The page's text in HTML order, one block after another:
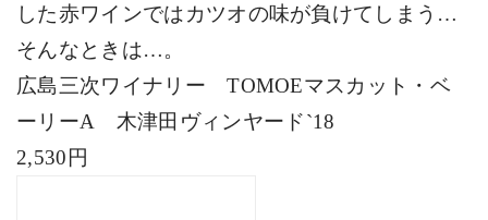
した赤ワインではカツオの味が負けてしまう…
そんなときは…。
広島三次ワイナリーTOMOEマスカット・ベ
ーリーA 木津田ヴィンヤード`18
2,530円